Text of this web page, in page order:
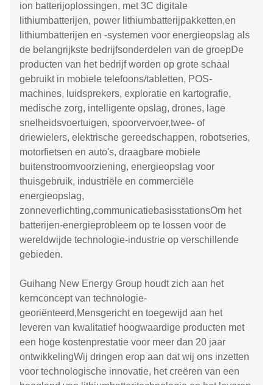
ion batterijoplossingen, met 3C digitale
lithiumbatterijen, power lithiumbatterijpakketten,en
lithiumbatterijen en -systemen voor energieopslag als
de belangrijkste bedrijfsonderdelen van de groepDe
producten van het bedrijf worden op grote schaal
gebruikt in mobiele telefoons/tabletten, POS-
machines, luidsprekers, exploratie en kartografie,
medische zorg, intelligente opslag, drones, lage
snelheidsvoertuigen, spoorvervoer,twee- of
driewielers, elektrische gereedschappen, robotseries,
motorfietsen en auto's, draagbare mobiele
buitenstroomvoorziening, energieopslag voor
thuisgebruik, industriële en commerciële
energieopslag,
zonneverlichting,communicatiebasisstationsOm het
batterijen-energieprobleem op te lossen voor de
wereldwijde technologie-industrie op verschillende
gebieden.
Guihang New Energy Group houdt zich aan het
kernconcept van technologie-
georiënteerd,Mensgericht en toegewijd aan het
leveren van kwalitatief hoogwaardige producten met
een hoge kostenprestatie voor meer dan 20 jaar
ontwikkelingWij dringen erop aan dat wij ons inzetten
voor technologische innovatie, het creëren van een